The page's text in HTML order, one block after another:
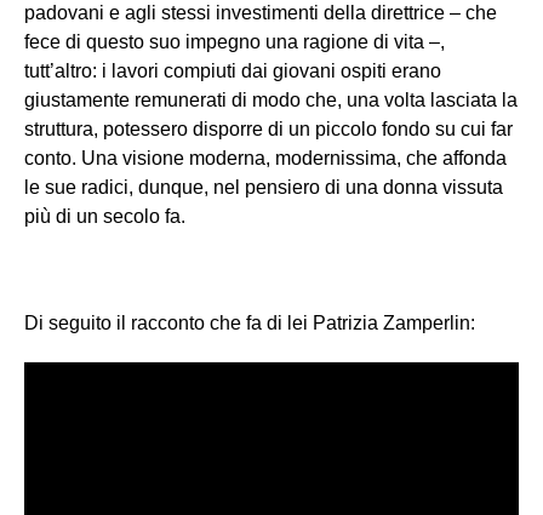
padovani e agli stessi investimenti della direttrice – che
fece di questo suo impegno una ragione di vita –,
tutt’altro: i lavori compiuti dai giovani ospiti erano
giustamente remunerati di modo che, una volta lasciata la
struttura, potessero disporre di un piccolo fondo su cui far
conto. Una visione moderna, modernissima, che affonda
le sue radici, dunque, nel pensiero di una donna vissuta
più di un secolo fa.
Di seguito il racconto che fa di lei Patrizia Zamperlin: